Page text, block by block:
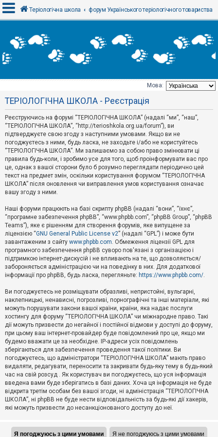
х
і
Т
е
м
и
б
е
з
в
і
д
п
о
в
і
д
й
А
к
т
и
в
н
і
м
и
П
о
ш
у
Д
о
п
о
м
Теріологічна школа форум Українського теріологічного товариства
Мова:
ТЕРІОЛОГІЧНА ШКОЛА - Реєстрація
Реєструючись на форумі “ТЕРІОЛОГІЧНА ШКОЛА” (надалі “ми”, “наш”,
“ТЕРІОЛОГІЧНА ШКОЛА”, “http://terioshkola.org.ua/forum”), ви
підтверджуєте свою згоду з наступними умовами. Якщо ви не
погоджуєтесь з ними, будь ласка, не заходьте і/або не користуйтесь
“ТЕРІОЛОГІЧНА ШКОЛА”. Ми залишаємо за собою право змінювати ці
правила будь-коли, і зробимо усе для того, щоб проінформувати вас про
це, однак з вашої сторони було б розумно переглядати періодично цей
текст на предмет змін, оскільки користування форумом “ТЕРІОЛОГІЧНА
ШКОЛА” після оновлення чи виправлення умов користування означає
вашу згоду з ними.
Наші форуми працюють на базі скрипту phpBB (надалі “вони”, “їхнє”,
“програмне забезпечення phpBB”, “www.phpbb.com”, “phpBB Group”, “phpBB
Teams”), яке є рішенням для створення форумів, яке випущене за
ліцензією “GNU General Public License v2” (надалі “GPL”) і може бути
завантаженим з сайту www.phpbb.com. Обмеження ліцензії GPL для
програмного забезпечення phpBB суворо пов'язані з організацією і
підтримкою інтернет-дискусій і не впливають на те, що дозволяється/
забороняється адміністрацією чи на поведінку в них. Для додаткової
інформації про phpBB, будь ласка, перегляньте: https://www.phpbb.com/.
Ви погоджуєтесь не розміщувати образливі, непристойні, вульгарні,
наклепницькі, ненависні, погрозливі, порнографічні та інші матеріали, які
можуть порушувати закони вашої країни, країни, яка надає послуги
хостингу для форуму “ТЕРІОЛОГІЧНА ШКОЛА” чи міжнародне право. Такі
дії можуть призвести до негайної і постійної відмови у доступі до форуму,
при цьому ваш інтернет-провайдер буде повідомлений про це, якщо ми
будемо вважати це за необхідне. IP-адреси усіх повідомлень
зберігаються для забезпечення проведення такої політики. Ви
погоджуєтесь, що адміністратори “ТЕРІОЛОГІЧНА ШКОЛА” мають право
видаляти, редагувати, переносити та закривати будь-яку тему в будь-який
час на свій розсуд . Як користувач ви погоджуєтесь, що уся інформація
введена вами буде зберігатись в базі даних. Хоча ця інформація не буде
відкрита третім особам без вашої згоди, ні адміністрація “ТЕРІОЛОГІЧНА
ШКОЛА”, ні phpBB не буде нести відповідальність за будь-які дії хакерів,
які можуть призвести до несанкціонованого доступу до неї.